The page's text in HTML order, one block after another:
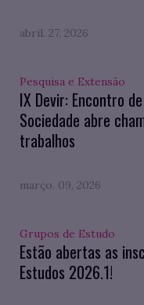
abril. 27, 2026
Pesquisa e Extensão
IX Devir: Encontro
Sociedade abre
trabalhos
março. 09, 2026
Grupos de Estudo
Estão abertas as
Estudos 2026.1!